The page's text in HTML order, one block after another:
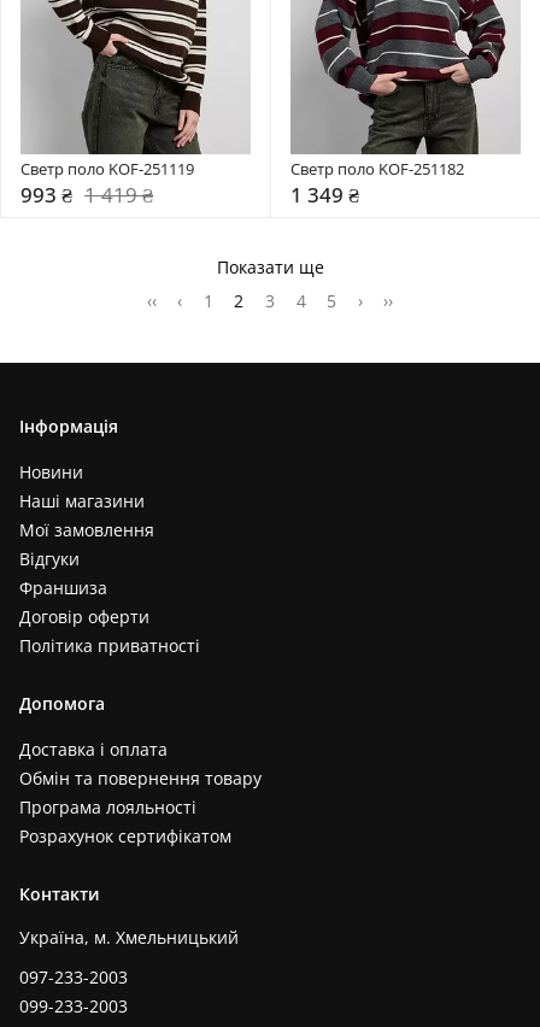
Светр поло KOF-251119
993 ₴ 1 419 ₴
Светр поло KOF-251182
1 349 ₴
Показати ще
‹‹
‹ 1 2 3 4 5 › ››
Інформація
Новини
Наші магазини
Мої замовлення
Відгуки
Франшиза
Договір оферти
Політика приватності
Допомога
Доставка і оплата
Обмін та повернення товару
Програма лояльності
Розрахунок сертифікатом
Контакти
Україна, м. Хмельницький
097-233-2003
099-233-2003